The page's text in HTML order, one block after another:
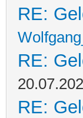
RE:
RE:
RE: